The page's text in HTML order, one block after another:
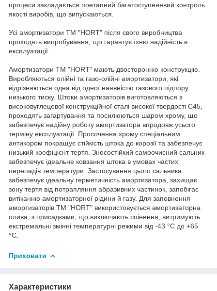
процеси закладається поетапний багатоступеневий контроль
якості виробів, що випускаються.
Усі амортизатори ТМ "HORT" після свого виробництва
проходять випробування, що гарантує їхню надійність в
експлуатації.
Амортизатори TM "HORT" мають двосторонню конструкцію.
Виробляються олійні та газо-олійні амортизатори, які
відрізняються одна від одної наявністю газового підпору
низького тиску. Штоки амортизаторів виготовляються з
високовуглецевої конструкційної сталі високої твердості С45,
проходять загартування та посилюються шаром хрому, що
забезпечує надійну роботу амортизатора впродовж усього
терміну експлуатації. Просочення хрому спеціальним
антикором покращує стійкість штока до корозії та забезпечує
низький коефіцієнт тертя. Зносостійкий самоочисний сальник
забезпечує ідеальне ковзання штока в умовах частих
перепадів температури. Застосування цього сальника
забезпечує ідеальну герметичність амортизатора, захищає
зону тертя від потрапляння абразивних частинок, запобігає
витіканню амортизаторної рідини й газу. Для заповнення
амортизаторів TM "HORT" використовується амортизаторна
олива, з присадками, що виключають спінення, витримують
екстремальні змінні температурні режими від -43 °C до +65
°C.
Приховати
Характеристики